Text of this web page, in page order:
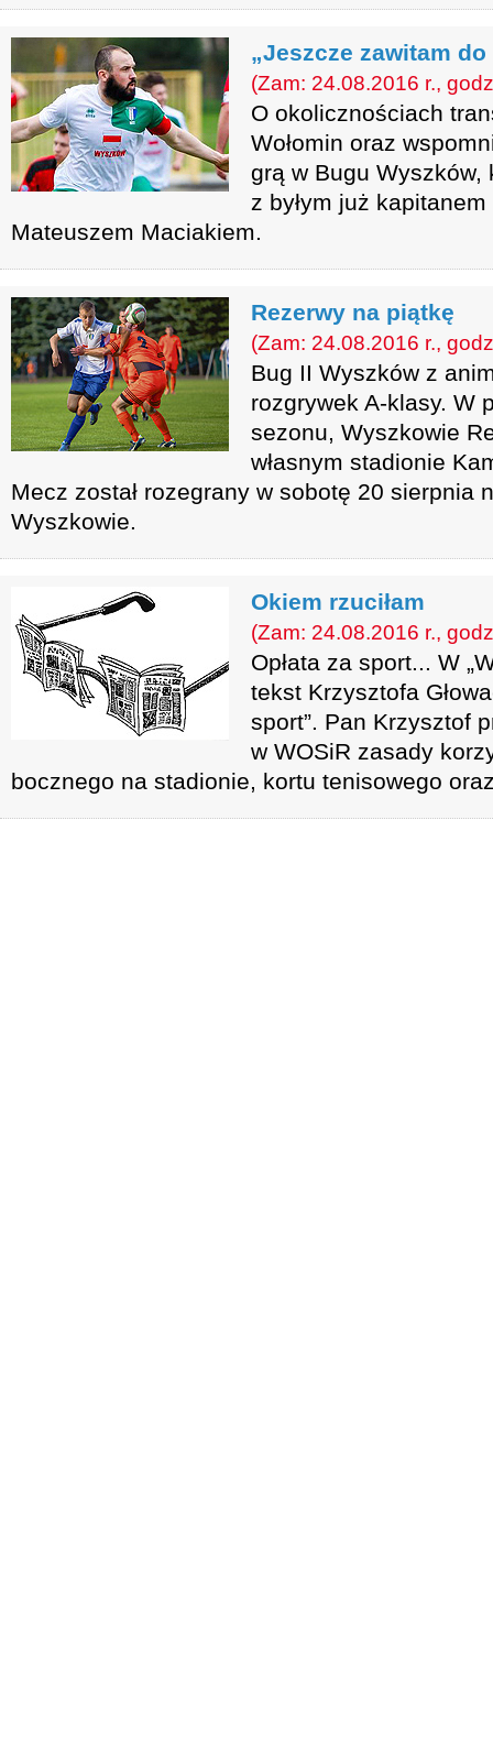
„Jeszcze zawitam
(Zam: 24.08.2016 r.,
O okolicznościach
Wołomin oraz
grą w Bugu
z byłym już
Mateuszem Maciakiem.
Rezerwy na piątkę
(Zam: 24.08.2016 r.,
Bug II Wyszków z
rozgrywek A-klasy. W
sezonu, Wyszkowie
własnym stadionie
Mecz został rozegrany w sobotę 20 sierpnia
Wyszkowie.
Okiem rzuciłam
(Zam: 24.08.2016 r.,
Opłata za sport... W
tekst Krzysztofa
sport”. Pan Krzysztof
w WOSiR zasady
bocznego na stadionie, kortu tenisowego